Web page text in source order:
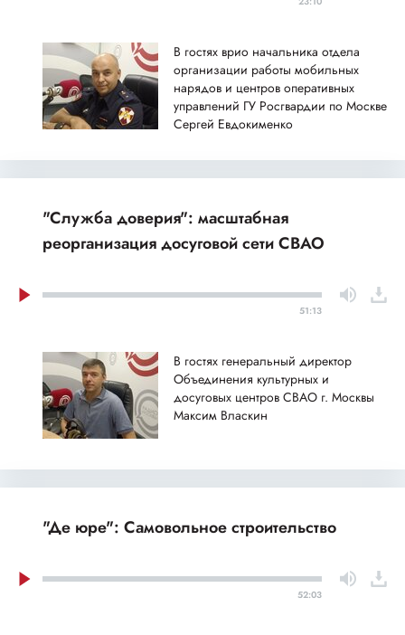
В гостях врио начальника отдела
организации работы мобильных
нарядов и центров оперативных
управлений ГУ Росгвардии по Москве
Сергей Евдокименко
"Служба доверия": масштабная
реорганизация досуговой сети СВАО
51:13
В гостях генеральный директор
Объединения культурных и
досуговых центров СВАО г. Москвы
Максим Власкин
"Де юре": Самовольное строительство
52:03